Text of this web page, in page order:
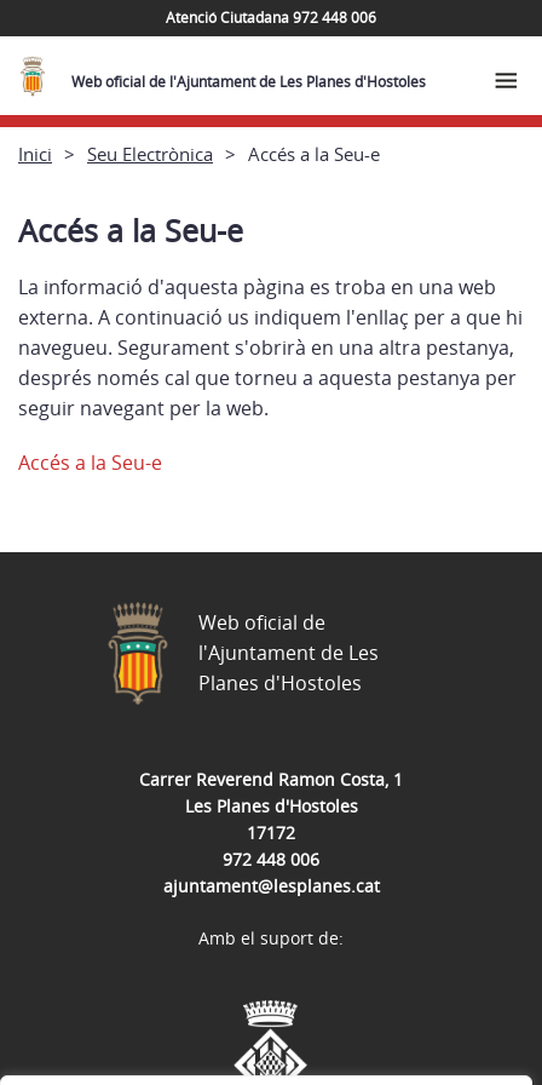
Atenció Ciutadana 972 448 006
Web oficial de l'Ajuntament de Les Planes d'Hostoles
Inici Seu Electrònica Accés a la Seu-e
Accés a la Seu-e
La informació d'aquesta pàgina es troba en una web
externa. A continuació us indiquem l'enllaç per a que hi
navegueu. Segurament s'obrirà en una altra pestanya,
després només cal que torneu a aquesta pestanya per
seguir navegant per la web.
Accés a la Seu-e
Carrer Reverend Ramon Costa, 1
Les Planes d'Hostoles
17172
972 448 006
ajuntament@lesplanes.cat
Web oficial de
l'Ajuntament de Les
Planes d'Hostoles
Amb el suport de: